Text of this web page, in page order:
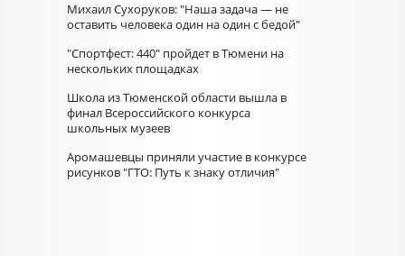
Михаил Сухоруков: "Наша задача — не
оставить человека один на один с бедой"
"Спортфест: 440" пройдет в Тюмени на
нескольких площадках
Школа из Тюменской области вышла в
финал Всероссийского конкурса
школьных музеев
Аромашевцы приняли участие в конкурсе
рисунков "ГТО: Путь к знаку отличия"